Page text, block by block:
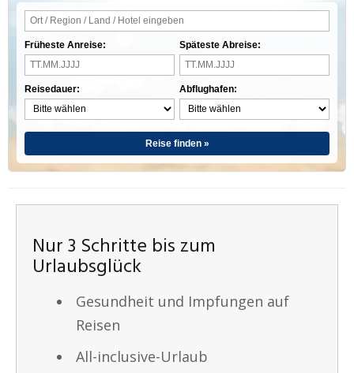
Früheste Anreise:
Reisedauer:
Späteste Abreise:
Abflughafen:
Reise finden »
Nur 3 Schritte bis zum
Urlaubsglück
Gesundheit und Impfungen auf
Reisen
All-inclusive-Urlaub